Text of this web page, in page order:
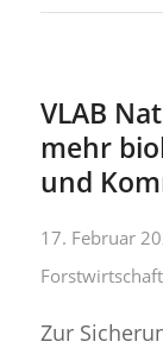
VLAB
mehr
und
17. Februar
Forstwirtschaft
Zur